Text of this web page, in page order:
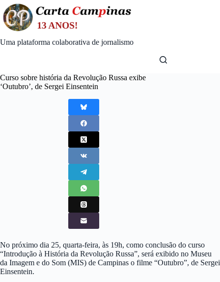
Skip
to
content
Uma plataforma colaborativa de jornalismo
Curso sobre história da Revolução Russa exibe
‘Outubro’, de Sergei Einsentein
No próximo dia 25, quarta-feira, às 19h, como conclusão do curso
“Introdução à História da Revolução Russa”, será exibido no Museu
da Imagem e do Som (MIS) de Campinas o filme “Outubro”, de Sergei
Einsentein.